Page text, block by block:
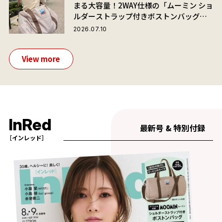
まる大容量！2WAY仕様の「ムーミン ショ
ルダーストラップ付きボストンバッグ」
が夏旅におすすめな理由
2026.07.10
View more
InRed
［インレッド］
最新号 & 特別付録